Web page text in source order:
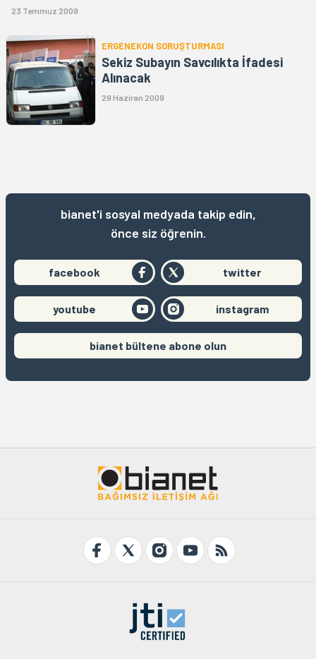
23 Temmuz 2009
ERGENEKON SORUŞTURMASI
Sekiz Subayın Savcılıkta İfadesi
Alınacak
29 Haziran 2009
bianet'i sosyal medyada takip edin,
önce siz öğrenin.
facebook twitter
youtube instagram
bianet bültene abone olun